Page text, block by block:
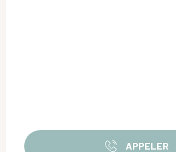
APPELER